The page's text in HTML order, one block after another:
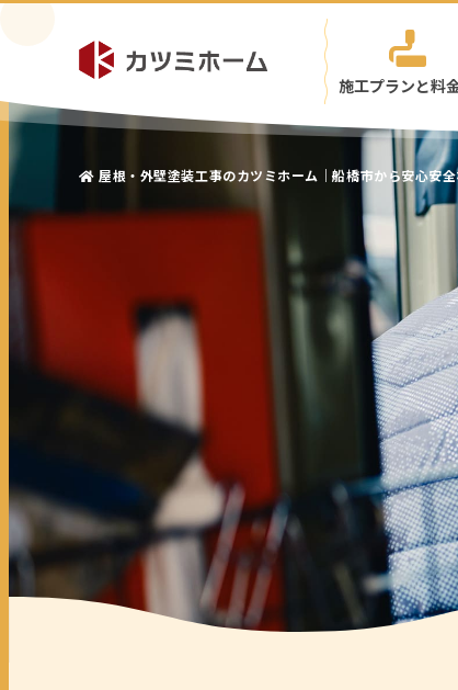
施工プランと料
屋根・外壁塗装工事のカツミホーム｜船橋市から安心安